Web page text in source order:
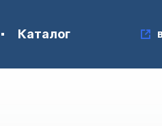
Каталог